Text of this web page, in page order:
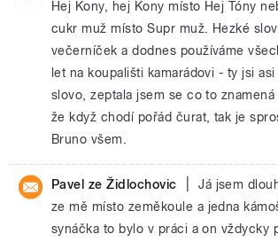
Hej Kony, hej Kony místo Hej Tóny
cukr muž místo Supr muž. Hezké
večerníček a dodnes používáme
let na koupališti kamarádovi - ty jsi
slovo, zeptala jsem se co to znamená
že když chodí pořád čurat, tak je
Bruno všem.
Pavel ze Židlochovic
Já jsem
ze mě místo zeměkoule a jedna
synáčka to bylo v práci a on vždycky